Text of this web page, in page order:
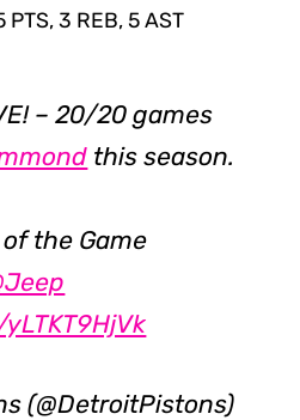
3 REB, 5 AST
– 20/20 games
this season.
the Game
(@DetroitPistons)